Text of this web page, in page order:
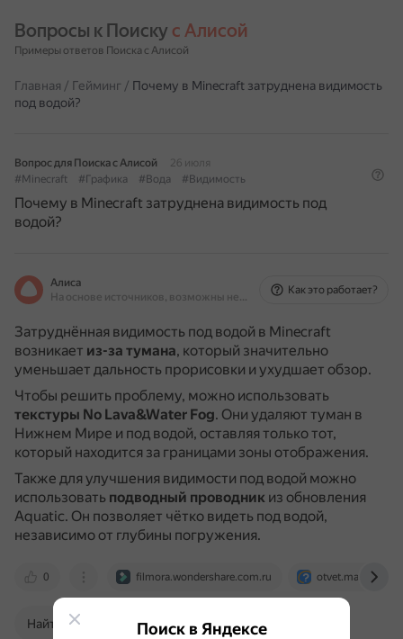
Вопросы к Поиску с Алисой
Примеры ответов Поиска с Алисой
Главная / Гейминг / Почему в Minecraft затруднена видимость
под водой?
Вопрос для Поиска с Алисой
26 июля
#Minecraft
#Графика #Вода #Видимость
Почему в Minecraft затруднена видимость под
водой?
Алиса
На основе источников, возможны неточности
Как это работает?
Затруднённая видимость под водой в Minecraft
возникает из-за тумана, который значительно
уменьшает дальность прорисовки и ухудшает обзор.
Чтобы решить проблему, можно использовать
текстуры No Lava&Water Fog. Они удаляют туман в
Нижнем Мире и под водой, оставляя только тот,
который находится за границами зоны отображения.
Также для улучшения видимости под водой можно
использовать подводный проводник из обновления
Aquatic. Он позволяет чётко видеть под водой,
независимо от глубины погружения.
0 filmora.wondershare.com.ru otvet.mail.ru
Найти в Поиске Поиск в Яндексе